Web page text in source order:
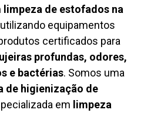
limpeza de estofados na
equipamentos
certificados para
profundas, odores,
e bactérias. Somos uma
de higienização de
em limpeza